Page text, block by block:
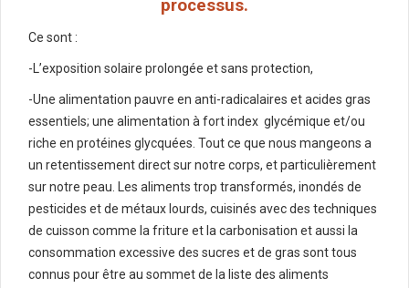
processus.
Ce sont :
-L’exposition solaire prolongée et sans protection,
-Une alimentation pauvre en anti-radicalaires et acides gras
essentiels; une alimentation à fort index glycémique et/ou
riche en protéines glycquées. Tout ce que nous mangeons a
un retentissement direct sur notre corps, et particulièrement
sur notre peau.
Les aliments trop transformés, inondés de
pesticides et de métaux lourds, cuisinés avec des techniques
de cuisson comme la friture et la carbonisation et aussi la
consommation excessive des sucres et de gras sont tous
connus pour être au sommet de la liste des aliments